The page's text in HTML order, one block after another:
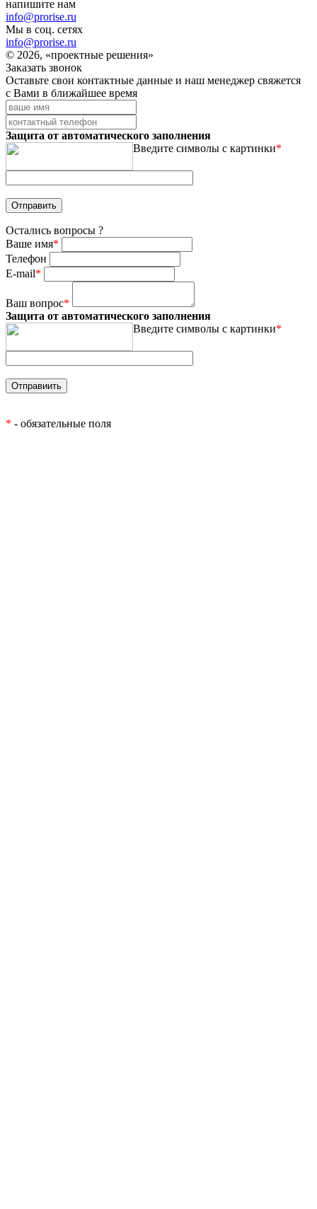
напишите нам
info@prorise.ru
Мы в соц. сетях
info@prorise.ru
© 2026, «проектные решения»
Заказать звонок
Оставьте свои контактные данные и наш менеджер свяжется
с Вами в ближайшее время
Защита от автоматического заполнения
Введите символы с картинки*
Остались вопросы ?
Ваше имя*
Телефон
E-mail*
Ваш вопрос*
Защита от автоматического заполнения
Введите символы с картинки*
* - обязательные поля